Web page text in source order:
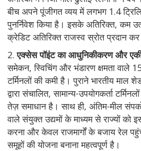
बीच अपने पूंजीगत व्यय में लगभग 1.4
पुनर्निवेश किया है। इसके अतिरिक्त, कम
क्रेडिट अतिरिक्त राजस्व स्रोत प्रदान
2.एक्सेस पॉइंट का आधुनिकीकरण और
समेकन, स्विचिंग और भंडारण क्षमता वाले
टर्मिनलों की कमी है। पुराने भारतीय माल
द्वारा संचालित, सामान्य-उपयोगकर्ता
तेज़ समाधान है। साथ ही, अंतिम-मील
वाले संयुक्त उद्यमों के माध्यम से राज्यों को
करना और केवल राजमार्गों के बजाय रेल
समूहों की योजना बनाना महत्वपूर्ण है।